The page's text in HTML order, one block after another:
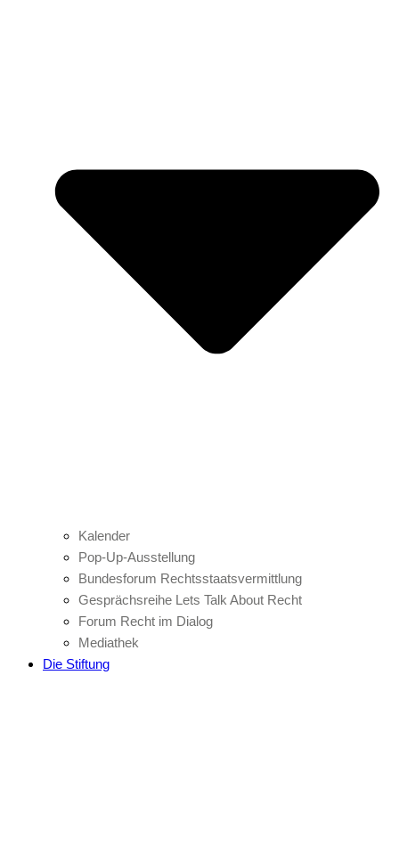
Kalender
Pop-Up-Ausstellung
Bundesforum Rechtsstaatsvermittlung
Gesprächsreihe Lets Talk About Recht
Forum Recht im Dialog
Mediathek
Die Stiftung